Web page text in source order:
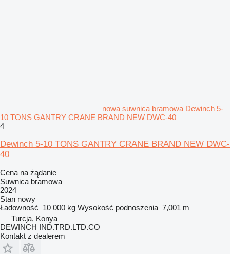
nowa suwnica bramowa Dewinch 5-
10 TONS GANTRY CRANE BRAND NEW DWC-40
4
Dewinch 5-10 TONS GANTRY CRANE BRAND NEW DWC-
40
Cena na żądanie
Suwnica bramowa
2024
Stan nowy
Ładowność 10 000 kg Wysokość podnoszenia 7,001 m
Turcja, Konya
DEWINCH IND.TRD.LTD.CO
Kontakt z dealerem